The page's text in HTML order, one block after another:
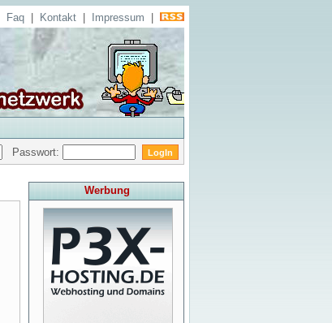
Faq Kontakt Impressum
Passwort:
Werbung